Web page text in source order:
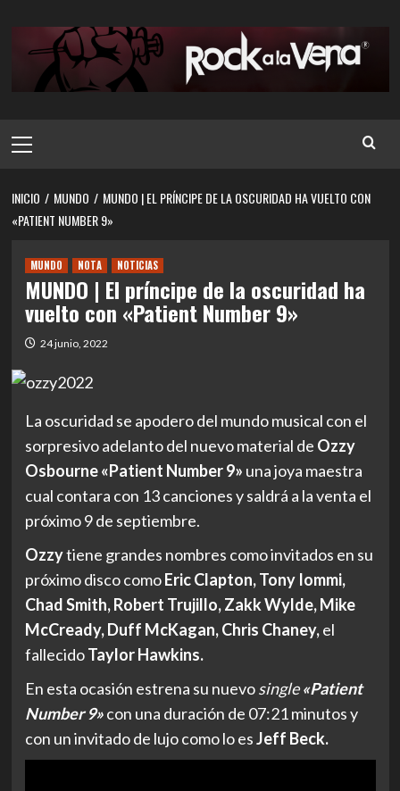
contenido
principal
INICIO MUNDO
MUNDO | EL PRÍNCIPE DE LA OSCURIDAD HA VUELTO CON
«PATIENT NUMBER 9»
MUNDO NOTA NOTICIAS
MUNDO | El príncipe de la oscuridad ha
vuelto con «Patient Number 9»
24 junio, 2022
La oscuridad se apodero del mundo musical con el
sorpresivo adelanto del nuevo material de Ozzy
Osbourne «Patient Number 9» una joya maestra
cual contara con 13 canciones y saldrá a la venta el
próximo 9 de septiembre.
Ozzytiene grandes nombres como invitados en su
próximo disco comoEric Clapton, Tony Iommi,
Chad Smith, Robert Trujillo, Zakk Wylde, Mike
McCready, Duff McKagan, Chris Chaney,el
fallecidoTaylor Hawkins.
En esta ocasión estrena su nuevosingle «Patient
Number 9»con una duración de 07:21 minutos y
con un invitado de lujo como lo esJeff Beck.